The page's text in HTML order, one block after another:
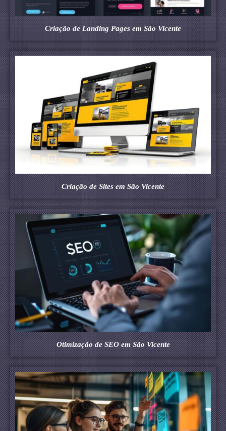
Criação de Landing Pages em São Vicente
Criação de Sites em São Vicente
Otimização de SEO em São Vicente